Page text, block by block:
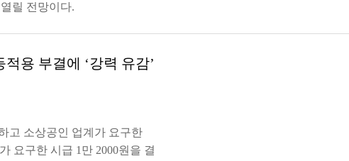
릴 전망이다.
용 부결에 ‘강력 유감’
고 소상공인 업계가 요구한
요구한 시급 1만 2000원을 결